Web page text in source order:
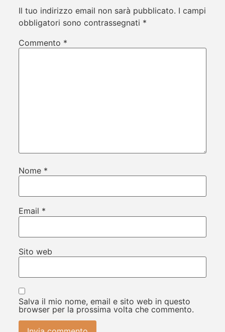
Il tuo indirizzo email non sarà pubblicato. I campi
obbligatori sono contrassegnati *
Commento *
Nome *
Email *
Sito web
Salva il mio nome, email e sito web in questo
browser per la prossima volta che commento.